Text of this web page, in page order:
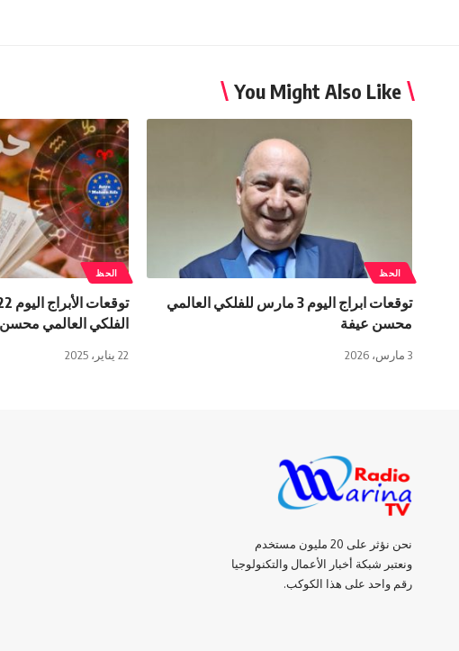
You Might Also Like
الحظ
توقعات ابراج اليوم 3 مارس للفلكي العالمي
محسن عيفة
3 مارس، 2026
الحظ
الفلكي العالمي
22 يناير، 2025
نحن نؤثر على 20 مليون مستخدم
ونعتبر شبكة أخبار الأعمال والتكنولوجيا
رقم واحد على هذا الكوكب.